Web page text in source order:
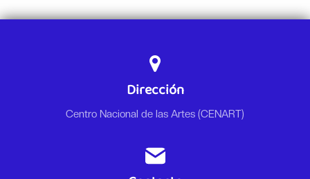
Dirección
Centro Nacional de las Artes (CENART)